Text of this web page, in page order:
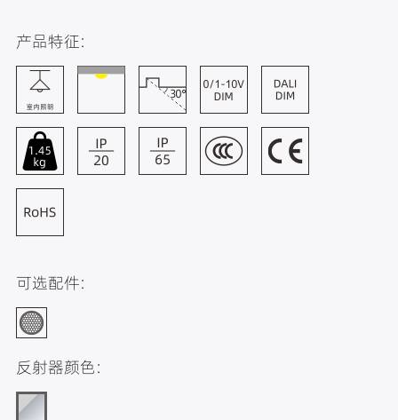
产品特征:
可选配件:
反射器颜色: